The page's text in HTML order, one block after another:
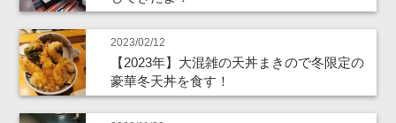
2023/02/12
【2023年】大混雑の天丼まきので冬限定の
豪華冬天丼を食す！